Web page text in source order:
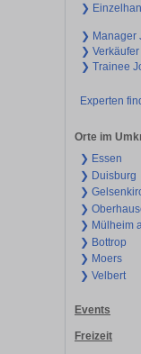
❯
❯ Manager
❯
❯ Trainee
Experten
Orte im
❯ Essen
❯ Duisburg
❯
❯
❯ Mülheim
❯ Bottrop
❯ Moers
❯ Velbert
Events
Freizeit